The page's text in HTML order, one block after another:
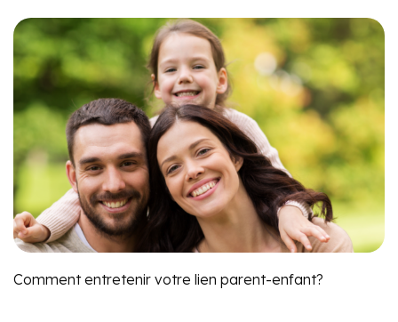
Comment entretenir votre lien parent-enfant?